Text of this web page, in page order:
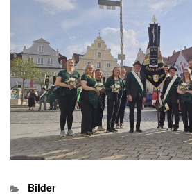
Kategorien
Bilder